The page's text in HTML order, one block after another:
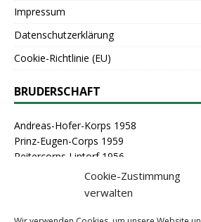
Cookie-Zustimmung
verwalten
Impressum
Datenschutzerklärung
Cookie-Richtlinie (EU)
BRUDERSCHAFT
Andreas-Hofer-Korps 1958
Prinz-Eugen-Corps 1959
Reitercorps Lintorf 1956
St. Georg-Corps 1963
St. Lambertus-Corps 1976
Stammcorps 1963